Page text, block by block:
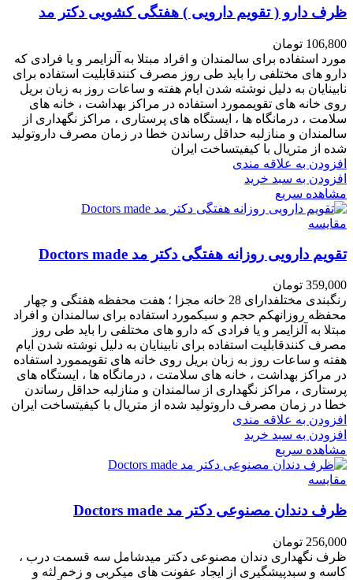
ظرف دارو ( تقویم دارویی ) هفتگی کشویی دکتر مد
106,800 تومان
مورد استفاده برای سالمندان و افراد مبتلا به آلزایمر و یا فرادی که
دارو های مختلفی را باید طی روز مصرف کنندقابلیت استفاده برای
نابینایان به دلیل نوشته شدن ایام هفته و ساعات روز به زبان بریل
روی خانه های تقویممورد استفاده در مراکز بهداشت ، خانه های
سلامت ، درمانگاه ها ، ایستگاه های پرستاری ، مراکز نگهداری از
سالمندان و منازلبه حداقل رساندن خطا در زمان مصرف داروتولید
شده از متریال با کیفیتساخت ایران
افزودن به علاقه مندی
افزودن به سبد خرید
مشاهده سریع
مقایسه
تقویم دارویی روزانه هفتگی دکتر مد Doctors made
359,000 تومان
رنگبندی مختلفدارای 28 خانه مجزا ؛ هفت محفظه هفتگی و چهار
محفظه روزانهکم حجم و سبکمورد استفاده برای سالمندان و افراد
مبتلا به آلزایمر و یا فرادی که دارو های مختلفی را باید طی روز
مصرف کنندقابلیت استفاده برای نابینایان به دلیل نوشته شدن ایام
هفته و ساعات روز به زبان بریل روی خانه های تقویممورد استفاده
در مراکز بهداشت ، خانه های سلامتت ، درمانگاه ها ، ایستگاه های
پرستاری ، مراکز نگهداری از سالمندان و منازلبه حداقل رساندن
خطا در زمان مصرف داروتولید شده از متریال با کیفیتساخت ایران
افزودن به علاقه مندی
افزودن به سبد خرید
مشاهده سریع
مقایسه
ظرف دندان مصنوعی دکتر مد Doctors made
256,000 تومان
ظرف نگهداری دندان مصنوعی دکتر میدشامل سه قسمت درب ،
کاسه و سبدپیشگیری از ایجاد عفونت های میکربی و زخم لثه و